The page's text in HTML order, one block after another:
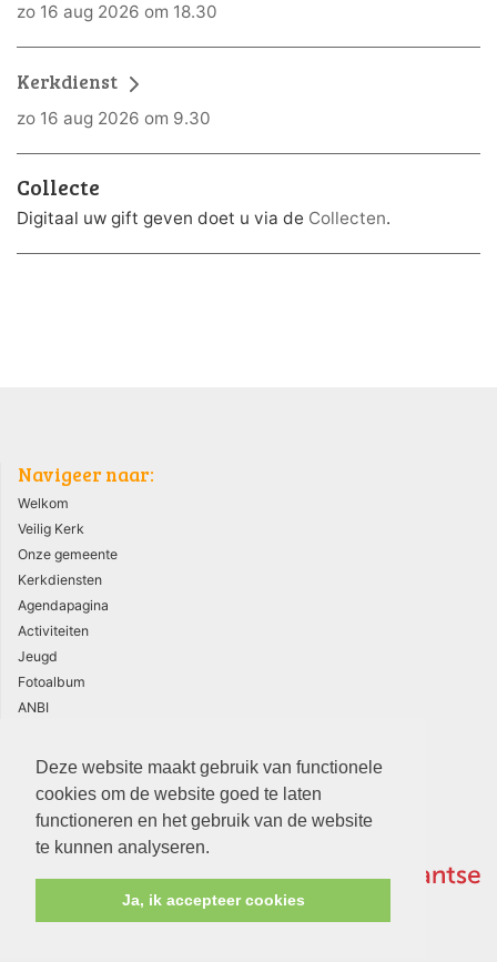
Deze website maakt gebruik van functionele
cookies om de website goed te laten
functioneren en het gebruik van de website
te kunnen analyseren.
Ja, ik accepteer cookies
zo 16 aug 2026 om 18.30
Kerkdienst
zo 16 aug 2026 om 9.30
Collecte
Digitaal uw gift geven doet u via de Collecten.
Navigeer naar:
Welkom
Veilig Kerk
Onze gemeente
Kerkdiensten
Agendapagina
Activiteiten
Jeugd
Fotoalbum
ANBI